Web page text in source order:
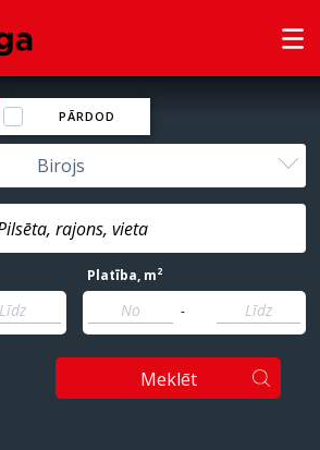
PĀRDOD
Birojs
Platība, m2
-
Meklēt